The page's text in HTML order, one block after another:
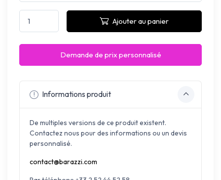
Ajouter au panier
Demande de prix personnalisé
Informations produit
De multiples versions de ce produit existent.
Contactez nous pour des informations ou un devis
personnalisé.
contact@barazzi.com